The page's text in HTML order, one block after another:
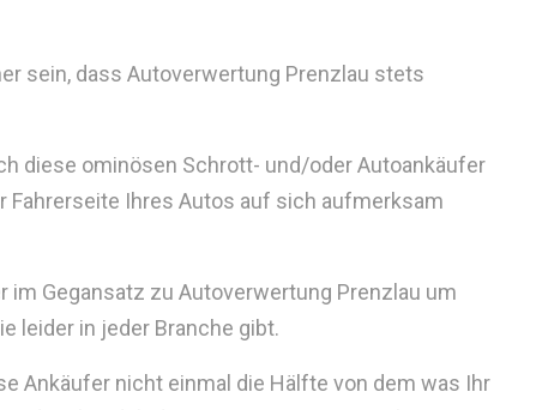
sein, dass Autoverwertung Prenzlau stets
diese ominösen Schrott- und/oder Autoankäufer
Fahrerseite Ihres Autos auf sich aufmerksam
im Gegansatz zu Autoverwertung Prenzlau um
leider in jeder Branche gibt.
Ankäufer nicht einmal die Hälfte von dem was Ihr